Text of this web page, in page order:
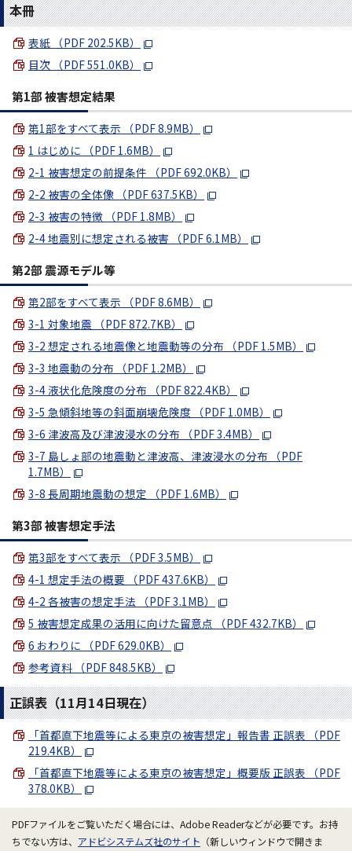
本冊
表紙 （PDF 202.5KB）
目次 （PDF 551.0KB）
第1部 被害想定結果
第1部をすべて表示 （PDF 8.9MB）
1 はじめに （PDF 1.6MB）
2-1 被害想定の前提条件 （PDF 692.0KB）
2-2 被害の全体像 （PDF 637.5KB）
2-3 被害の特徴 （PDF 1.8MB）
2-4 地震別に想定される被害 （PDF 6.1MB）
第2部 震源モデル等
第2部をすべて表示 （PDF 8.6MB）
3-1 対象地震 （PDF 872.7KB）
3-2 想定される地震像と地震動等の分布 （PDF 1.5MB）
3-3 地震動の分布 （PDF 1.2MB）
3-4 液状化危険度の分布 （PDF 822.4KB）
3-5 急傾斜地等の斜面崩壊危険度 （PDF 1.0MB）
3-6 津波高及び津波浸水の分布 （PDF 3.4MB）
3-7 島しょ部の地震動と津波高、津波浸水の分布 （PDF
1.7MB）
3-8 長周期地震動の想定 （PDF 1.6MB）
第3部 被害想定手法
第3部をすべて表示 （PDF 3.5MB）
4-1 想定手法の概要 （PDF 437.6KB）
4-2 各被害の想定手法 （PDF 3.1MB）
5 被害想定成果の活用に向けた留意点 （PDF 432.7KB）
6 おわりに （PDF 629.0KB）
参考資料 （PDF 848.5KB）
正誤表（11月14日現在）
「首都直下地震等による東京の被害想定」報告書 正誤表 （PDF
219.4KB）
「首都直下地震等による東京の被害想定」概要版 正誤表 （PDF
378.0KB）
PDFファイルをご覧いただく場合には、Adobe Readerなどが必要です。お持
ちでない方は、 アドビシステムズ社のサイト （新しいウィンドウで開きま